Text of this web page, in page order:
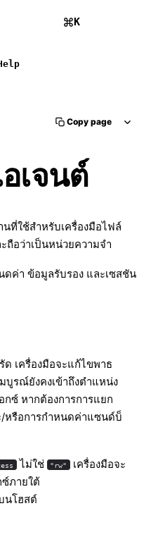
K
Copy page
เจนต์
นที่ใช้สำหรับเครื่องมือไฟล์
ถือว่าเป็นหน่วยความจำ
ค่า ข้อมูลรับรอง และเซสชัน
เครื่องมือจะแก้ไขพาธ
รณ์ยังคงเข้าถึงตำแหน่ง
ซ์ หากต้องการการแยก
หรือการกำหนดค่าแซนด์บ็
ไม่ใช่ "rw"
เครื่องมือจะ
ภายใต้
นโฮสต์